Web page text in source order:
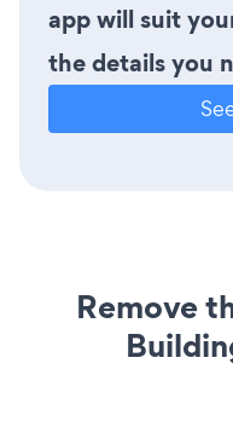
app will suit
the details you
Remove